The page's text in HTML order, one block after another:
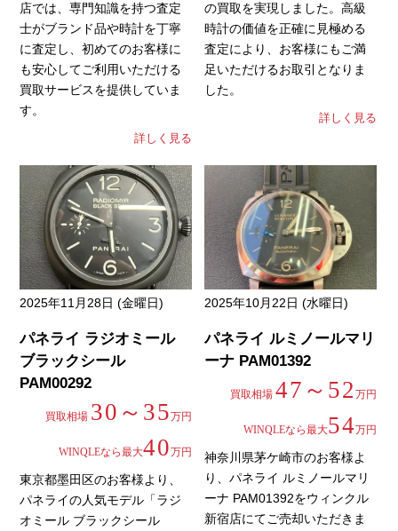
店では、専門知識を持つ査定
士がブランド品や時計を丁寧
に査定し、初めてのお客様に
も安心してご利用いただける
買取サービスを提供していま
す。
詳しく見る
の買取を実現しました。高級
時計の価値を正確に見極める
査定により、お客様にもご満
足いただけるお取引となりま
した。
詳しく見る
2025年11月28日 (金曜日)
パネライ ラジオミール
ブラックシール
PAM00292
買取相場 30～35万円
WINQLEなら最大40万円
東京都墨田区のお客様より、
パネライの人気モデル「ラジ
オミール ブラックシール
2025年10月22日 (水曜日)
パネライ ルミノールマリ
ーナ PAM01392
買取相場47～52 万円
WINQLEなら最大54万円
神奈川県茅ケ崎市のお客様よ
り、パネライ ルミノールマリ
ーナ PAM01392をウィンクル
新宿店にてご売却いただきま